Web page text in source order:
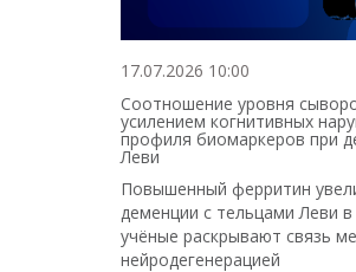
17.07.2026 10:00
Соотношение уровня
усилением когнитивных
профиля биомаркеров при
Леви
Повышенный ферритин
деменции с тельцами Леви в
учёные раскрывают связь
нейродегенерацией